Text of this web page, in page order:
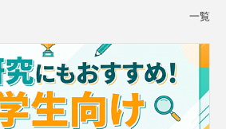
一覧